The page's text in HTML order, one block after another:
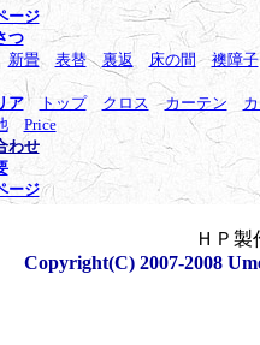
ージ
つ
新畳 表替 裏返 床の間
襖障子
ア
トップ クロス カーテン
Price
わせ
ージ
ＨＰ
Copyright(C) 2007-2008